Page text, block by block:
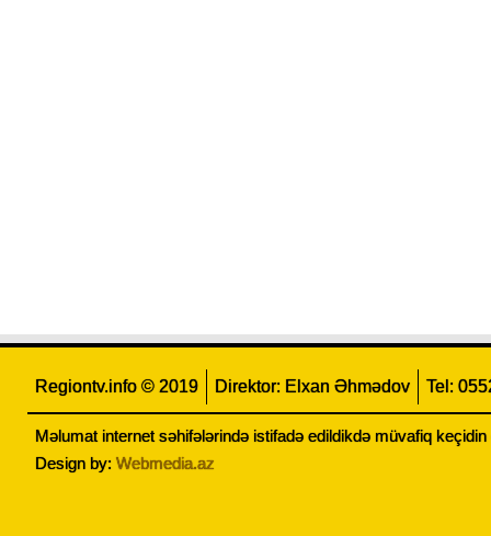
Regiontv.info © 2019 Direktor: Elxan Əhmədov Tel:
Məlumat internet səhifələrində istifadə edildikdə müvafiq keçidin
Design by: Webmedia.az